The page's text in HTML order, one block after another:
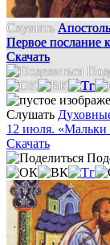
Слушать
Первое послание
Скачать
Слушать
12 июля. «Мальки
Скачать